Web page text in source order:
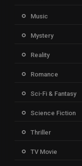
Music
Mystery
Reality
Romance
Sci-Fi & Fantasy
Science Fiction
Thriller
TV Movie